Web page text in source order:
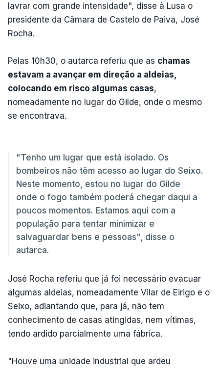
lavrar com grande intensidade", disse à Lusa o
presidente da Câmara de Castelo de Paiva, José
Rocha.
Pelas 10h30, o autarca referiu que as chamas
estavam a avançar em direção a aldeias,
colocando em risco algumas casas,
nomeadamente no lugar do Gilde, onde o mesmo
se encontrava.
"Tenho um lugar que está isolado. Os
bombeiros não têm acesso ao lugar do Seixo.
Neste momento, estou no lugar do Gilde
onde o fogo também poderá chegar daqui a
poucos momentos. Estamos aqui com a
população para tentar minimizar e
salvaguardar bens e pessoas", disse o
autarca.
José Rocha referiu que já foi necessário evacuar
algumas aldeias, nomeadamente Vilar de Eirigo e o
Seixo, adiantando que, para já, não tem
conhecimento de casas atingidas, nem vítimas,
tendo ardido parcialmente uma fábrica.
"Houve uma unidade industrial que ardeu